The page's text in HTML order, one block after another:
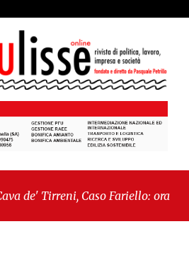
Tirreni, Caso Fariello: ora torniamo